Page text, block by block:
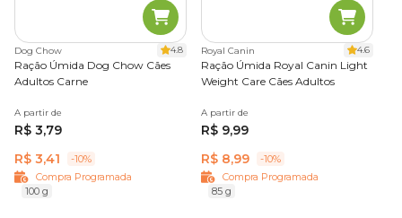
Dog Chow 4.8
Ração Úmida Dog Chow Cães
Adultos Carne
A partir de
R$ 3,79
R$ 3,41
-10%
Compra Programada
100 g
Royal Canin 4.6
Ração Úmida Royal Canin Light
Weight Care Cães Adultos
A partir de
R$ 9,99
R$ 8,99
-10%
Compra Programada
85 g